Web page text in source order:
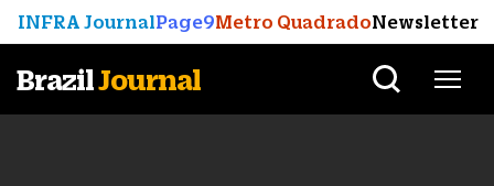
INFRA JournalPage9Metro QuadradoNewsletter
BrazilJournal